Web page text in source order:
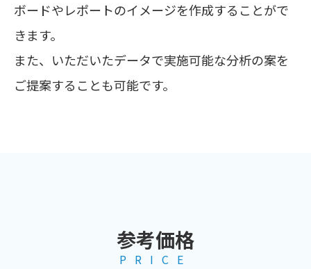
ボードやレポートのイメージを作成することがで
きます。
また、いただいたデータで実施可能な分析の案を
ご提案することも可能です。
参考価格
PRICE